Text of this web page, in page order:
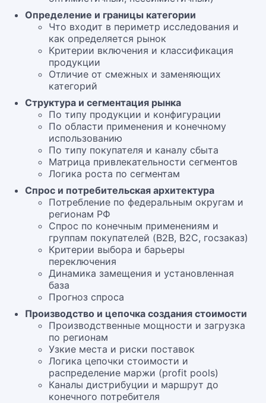
Определение и границы категории
Что входит в периметр исследования и
как определяется рынок
Критерии включения и классификация
продукции
Отличие от смежных и заменяющих
категорий
Структура и сегментация рынка
По типу продукции и конфигурации
По области применения и конечному
использованию
По типу покупателя и каналу сбыта
Матрица привлекательности сегментов
Логика роста по сегментам
Спрос и потребительская архитектура
Потребление по федеральным округам и
регионам РФ
Спрос по конечным применениям и
группам покупателей (B2B, B2C, госзаказ)
Критерии выбора и барьеры
переключения
Динамика замещения и установленная
база
Прогноз спроса
Производство и цепочка создания стоимости
Производственные мощности и загрузка
по регионам
Узкие места и риски поставок
Логика цепочки стоимости и
распределение маржи (profit pools)
Каналы дистрибуции и маршрут до
конечного потребителя